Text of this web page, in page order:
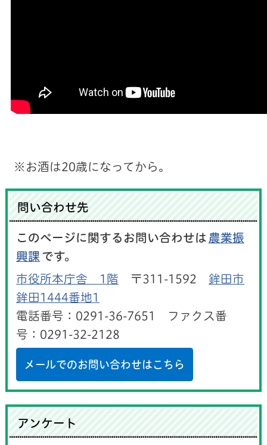
※お酒は20歳になってから。
問い合わせ先
このページに関するお問い合わせは 農業振
興課 です。
市役所本庁舎 1階 〒311-1592 鉾田市
鉾田1444番地1
電話番号：0291-36-7651 ファクス番
号：0291-32-2128
メールでのお問い合わせはこちら
アンケート